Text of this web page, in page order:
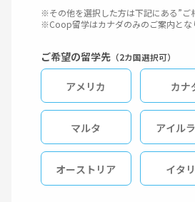
※その他を選択した方は下記にある”ご
※Coop留学はカナダのみのご案内とな
ご希望の留学先（2カ国選択可）
アメリカ カナ
マルタ アイル
オーストリア イタ